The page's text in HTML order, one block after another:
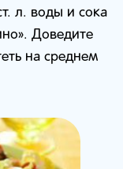
л. воды и сока
Доведите
на среднем